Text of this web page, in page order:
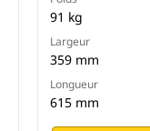
91 kg
Largeur
359 mm
Longueur
615 mm